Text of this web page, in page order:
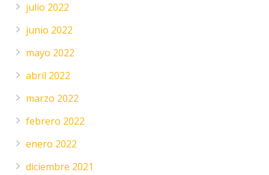
julio 2022
junio 2022
mayo 2022
abril 2022
marzo 2022
febrero 2022
enero 2022
diciembre 2021